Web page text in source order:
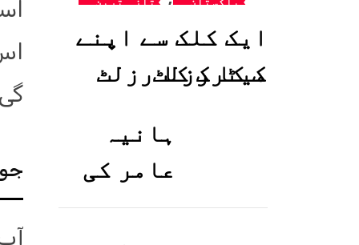
ایک کلک سے اپنے
میٹرک کا رزلٹ
ہانیہ
عامر کی
بہن ایشا